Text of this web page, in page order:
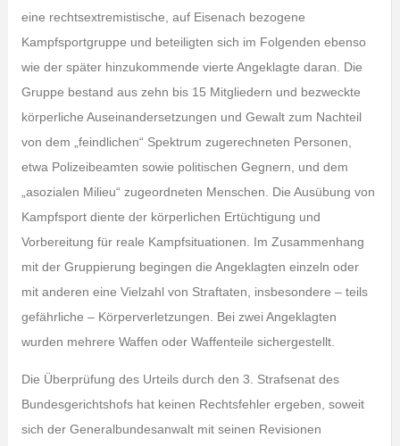
eine rechtsextremistische, auf Eisenach bezogene
Kampfsportgruppe und beteiligten sich im Folgenden ebenso
wie der später hinzukommende vierte Angeklagte daran. Die
Gruppe bestand aus zehn bis 15 Mitgliedern und bezweckte
körperliche Auseinandersetzungen und Gewalt zum Nachteil
von dem „feindlichen“ Spektrum zugerechneten Personen,
etwa Polizeibeamten sowie politischen Gegnern, und dem
„asozialen Milieu“ zugeordneten Menschen. Die Ausübung von
Kampfsport diente der körperlichen Ertüchtigung und
Vorbereitung für reale Kampfsituationen. Im Zusammenhang
mit der Gruppierung begingen die Angeklagten einzeln oder
mit anderen eine Vielzahl von Straftaten, insbesondere – teils
gefährliche – Körperverletzungen. Bei zwei Angeklagten
wurden mehrere Waffen oder Waffenteile sichergestellt.
Die Überprüfung des Urteils durch den 3. Strafsenat des
Bundesgerichtshofs hat keinen Rechtsfehler ergeben, soweit
sich der Generalbundesanwalt mit seinen Revisionen